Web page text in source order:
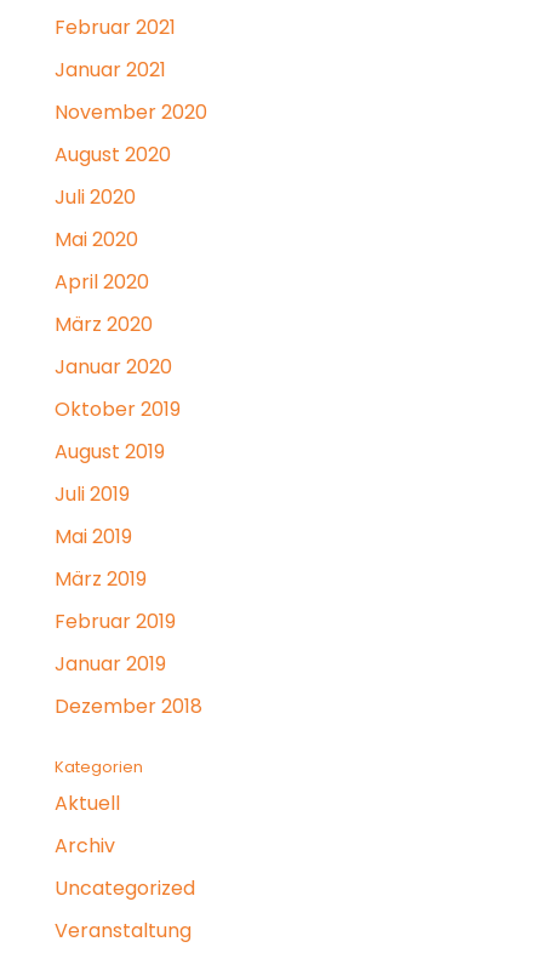
Februar 2021
Januar 2021
November 2020
August 2020
Juli 2020
Mai 2020
April 2020
März 2020
Januar 2020
Oktober 2019
August 2019
Juli 2019
Mai 2019
März 2019
Februar 2019
Januar 2019
Dezember 2018
Kategorien
Aktuell
Archiv
Uncategorized
Veranstaltung